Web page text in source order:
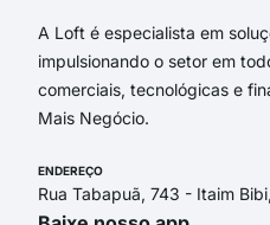
A Loft é especialista em
impulsionando o setor em
comerciais, tecnológicas e
Mais Negócio.
ENDEREÇO
Rua Tabapuã, 743 - Itaim